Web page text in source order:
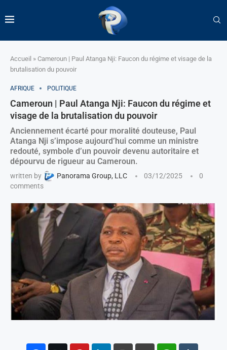
Accueil » Cameroun | Paul Atanga Nji: Faucon du régime et visage de la
brutalisation du pouvoir
AFRIQUE POLITIQUE
Cameroun | Paul Atanga Nji: Faucon du régime et
visage de la brutalisation du pouvoir
Anciennement écarté pour moralité douteuse, Paul
Atanga Nji s’impose aujourd’hui comme un ministre
redouté, symbole d’un pouvoir devenu autoritaire et
dépourvu de rigueur au Cameroun.
written by Panorama Group, LLC 03/12/2025
0
comments